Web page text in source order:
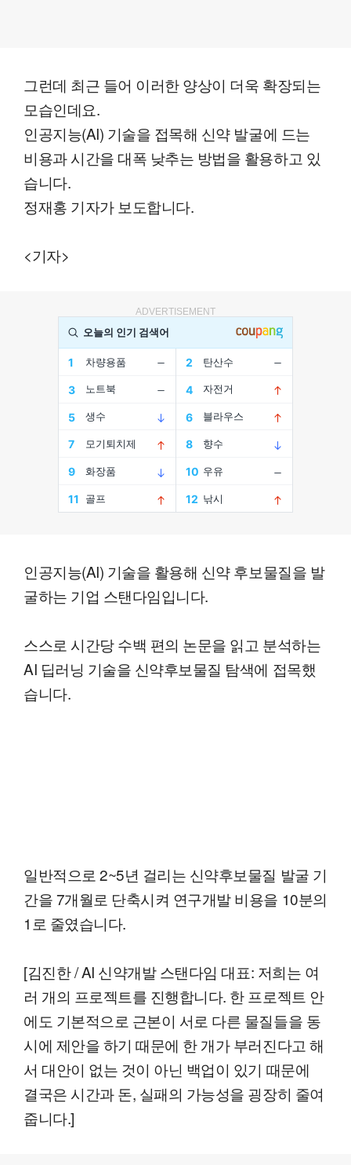
그런데 최근 들어 이러한 양상이 더욱 확장되는
모습인데요.
인공지능(AI) 기술을 접목해 신약 발굴에 드는
비용과 시간을 대폭 낮추는 방법을 활용하고 있
습니다.
정재홍 기자가 보도합니다.
<기자>
ADVERTISEMENT
인공지능(AI) 기술을 활용해 신약 후보물질을 발
굴하는 기업 스탠다임입니다.
스스로 시간당 수백 편의 논문을 읽고 분석하는
AI 딥러닝 기술을 신약후보물질 탐색에 접목했
습니다.
일반적으로 2~5년 걸리는 신약후보물질 발굴 기
간을 7개월로 단축시켜 연구개발 비용을 10분의
1로 줄였습니다.
[김진한 / AI 신약개발 스탠다임 대표: 저희는 여
러 개의 프로젝트를 진행합니다. 한 프로젝트 안
에도 기본적으로 근본이 서로 다른 물질들을 동
시에 제안을 하기 때문에 한 개가 부러진다고 해
서 대안이 없는 것이 아닌 백업이 있기 때문에
결국은 시간과 돈, 실패의 가능성을 굉장히 줄여
줍니다.]